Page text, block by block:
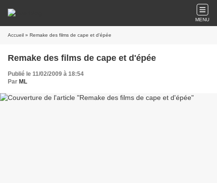
MENU
Accueil » Remake des films de cape et d'épée
Remake des films de cape et d'épée
Publié le 11/02/2009 à 18:54
Par ML